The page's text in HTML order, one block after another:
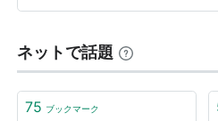
ネットで話題
75 ブックマーク